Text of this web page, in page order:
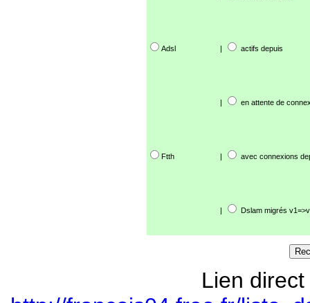
Adsl | actifs depuis
| en attente de
Ftth | avec connexions
| Dslam migrés
Lien